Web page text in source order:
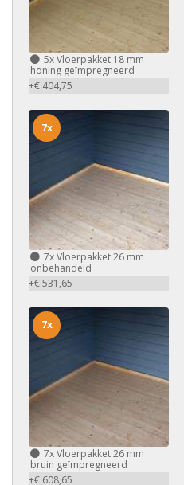
5xVloerpakket 18 mm
honing geïmpregneerd
+€ 404,75
7xVloerpakket 26 mm
onbehandeld
+€ 531,65
7x
7xVloerpakket 26 mm
bruin geïmpregneerd
+€ 608,65
7x